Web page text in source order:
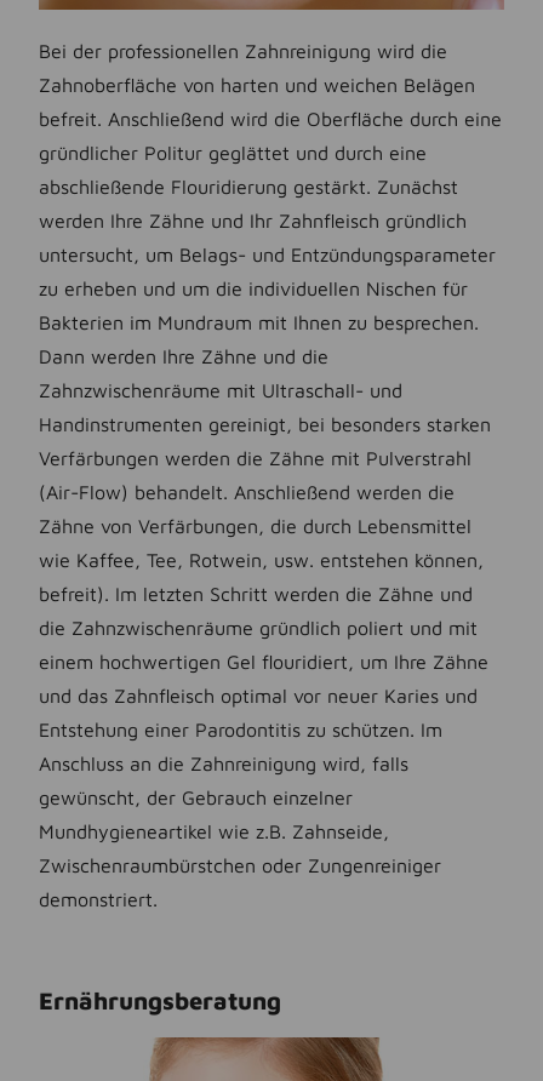
Bei der professionellen Zahnreinigung wird die
Zahnoberfläche von harten und weichen Belägen
befreit. Anschließend wird die Oberfläche durch eine
gründlicher Politur geglättet und durch eine
abschließende Flouridierung gestärkt. Zunächst
werden Ihre Zähne und Ihr Zahnfleisch gründlich
untersucht, um Belags- und Entzündungsparameter
zu erheben und um die individuellen Nischen für
Bakterien im Mundraum mit Ihnen zu besprechen.
Dann werden Ihre Zähne und die
Zahnzwischenräume mit Ultraschall- und
Handinstrumenten gereinigt, bei besonders starken
Verfärbungen werden die Zähne mit Pulverstrahl
(Air-Flow) behandelt. Anschließend werden die
Zähne von Verfärbungen, die durch Lebensmittel
wie Kaffee, Tee, Rotwein, usw. entstehen können,
befreit). Im letzten Schritt werden die Zähne und
die Zahnzwischenräume gründlich poliert und mit
einem hochwertigen Gel flouridiert, um Ihre Zähne
und das Zahnfleisch optimal vor neuer Karies und
Entstehung einer Parodontitis zu schützen. Im
Anschluss an die Zahnreinigung wird, falls
gewünscht, der Gebrauch einzelner
Mundhygieneartikel wie z.B. Zahnseide,
Zwischenraumbürstchen oder Zungenreiniger
demonstriert.
Ernährungsberatung